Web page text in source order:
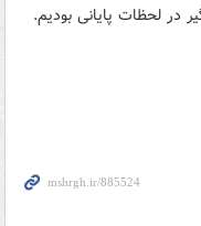
لحظات پایانی بودیم.